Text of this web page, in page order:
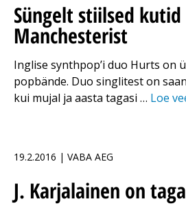
Süngelt stiilsed kutid
Manchesterist
Inglise synthpop’i duo Hurts on
popbände. Duo singlitest on
kui mujal ja aasta tagasi … Loe
19.2.2016 | VABA AEG
J. Karjalainen on